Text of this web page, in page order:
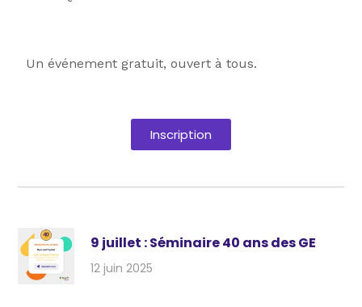
Un événement gratuit, ouvert à tous.
Inscription
9 juillet : Séminaire 40 ans des GE
12 juin 2025